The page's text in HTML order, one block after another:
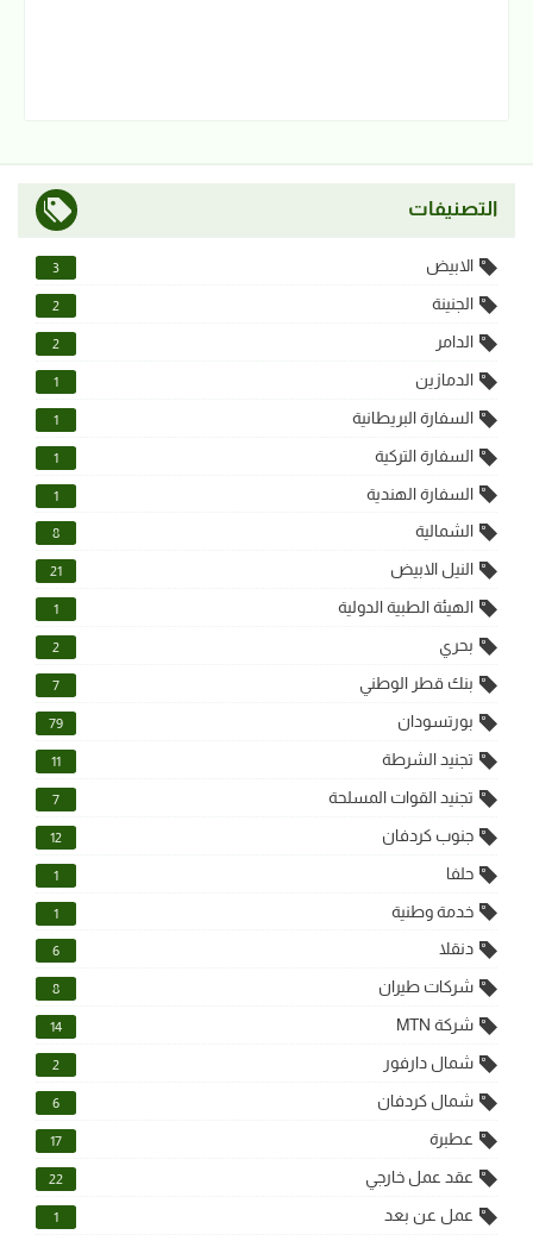
التصنيفات
الابيض 3
الجنينة 2
الدامر 2
الدمازين 1
السفارة البريطانية 1
السفارة التركية 1
السفارة الهندية 1
الشمالية 8
النيل الابيض 21
الهيئة الطبية الدولية 1
بحري 2
بنك قطر الوطني 7
بورتسودان 79
تجنيد الشرطة 11
تجنيد القوات المسلحة 7
جنوب كردفان 12
حلفا 1
خدمة وطنية 1
دنقلا 6
شركات طيران 8
شركة MTN 14
شمال دارفور 2
شمال كردفان 6
عطبرة 17
عقد عمل خارجي 22
عمل عن بعد 1